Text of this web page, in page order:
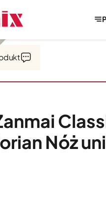
tarki, obieraczki
Nóż